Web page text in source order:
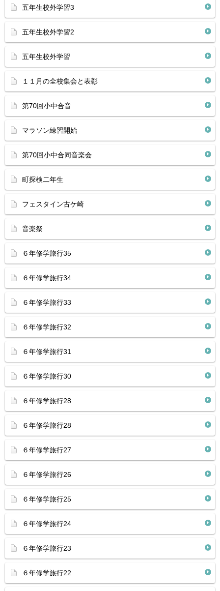
五年生校外学習3
五年生校外学習2
五年生校外学習
１１月の全校集会と表彰
第70回小中合音
マラソン練習開始
第70回小中合同音楽会
町探検二年生
フェスタイン古ケ崎
音楽祭
６年修学旅行35
６年修学旅行34
６年修学旅行33
６年修学旅行32
６年修学旅行31
６年修学旅行30
６年修学旅行28
６年修学旅行28
６年修学旅行27
６年修学旅行26
６年修学旅行25
６年修学旅行24
６年修学旅行23
６年修学旅行22